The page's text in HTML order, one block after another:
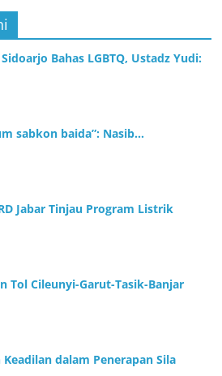
Bahas LGBTQ, Ustadz Yudi:
sabkon baida”: Nasib…
Jabar Tinjau Program Listrik
Tol Cileunyi-Garut-Tasik-Banjar
dalam Penerapan Sila